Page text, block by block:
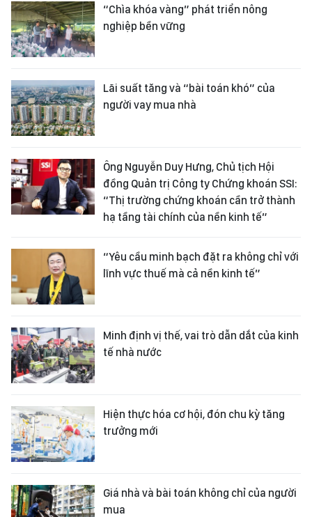
“Chìa khóa vàng” phát triển nông
nghiệp bền vững
Lãi suất tăng và “bài toán khó” của
người vay mua nhà
Ông Nguyễn Duy Hưng, Chủ tịch Hội
đồng Quản trị Công ty Chứng khoán SSI:
“Thị trường chứng khoán cần trở thành
hạ tầng tài chính của nền kinh tế”
“Yêu cầu minh bạch đặt ra không chỉ với
lĩnh vực thuế mà cả nền kinh tế”
Minh định vị thế, vai trò dẫn dắt của kinh
tế nhà nước
Hiện thực hóa cơ hội, đón chu kỳ tăng
trưởng mới
Giá nhà và bài toán không chỉ của người
mua